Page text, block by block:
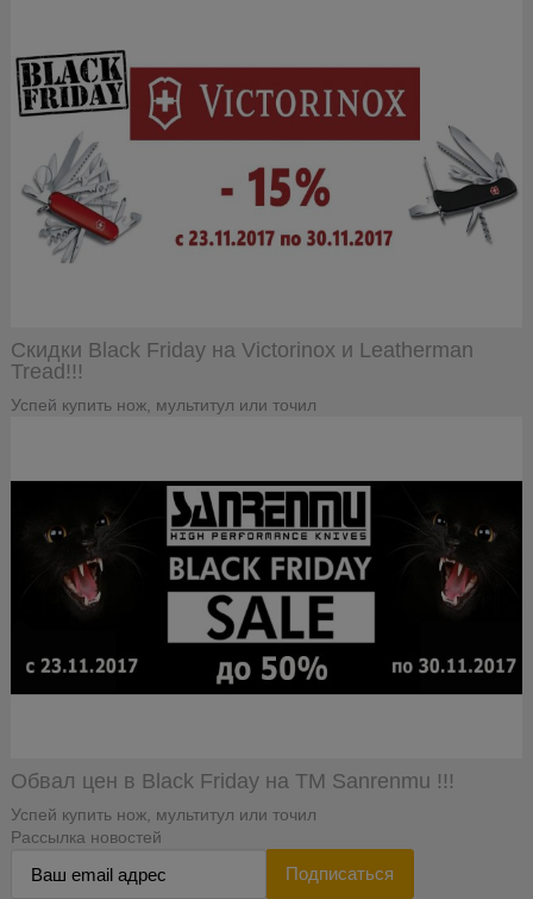
Скидки Black Friday на Victorinox и Leatherman
Tread!!!
Успей купить нож, мультитул или точил
Обвал цен в Black Friday на TM Sanrenmu !!!
Успей купить нож, мультитул или точил
Рассылка новостей
Подписаться